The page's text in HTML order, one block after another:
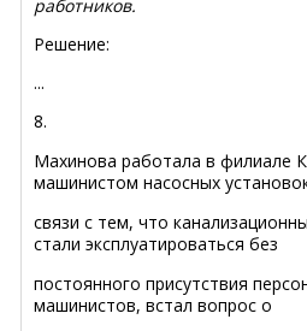
работников.
Решение:
...
8.
Махинова работала в филиале
машинистом насосных
связи с тем, что
стали эксплуатироваться без
постоянного присутствия
машинистов, встал вопрос о